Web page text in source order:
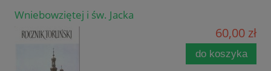
Wniebowziętej i św. Jacka
60,00 zł
do koszyka